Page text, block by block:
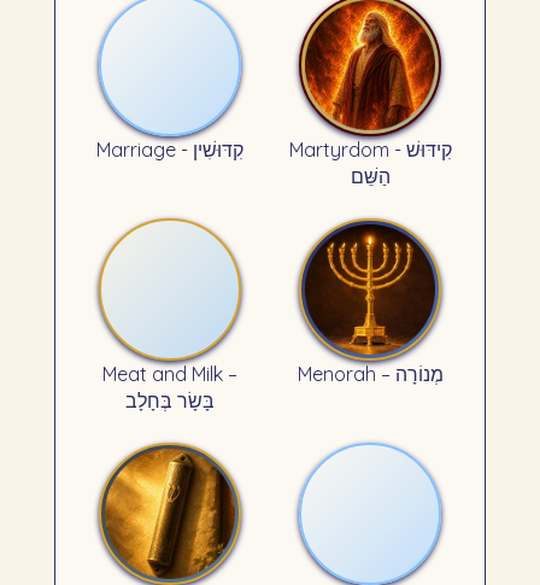
Marriage - קִדּוּשִׁין
Martyrdom - קִידּוּשׁ
הַשֵּׁם
Meat and Milk –
בָּשָׂר בְּחָלָב
Menorah – מְנוֹרָה